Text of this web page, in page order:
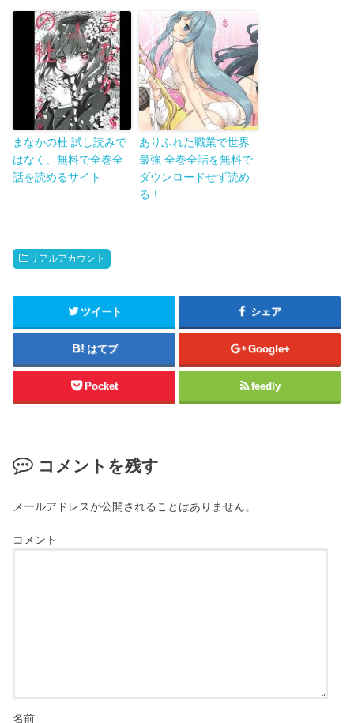
まなかの杜 試し読みで
はなく、無料で全巻全
話を読めるサイト
ありふれた職業で世界
最強 全巻全話を無料で
ダウンロードせず読め
る！
リアルアカウント
ツイート シェア
はてブ Google+
Pocket feedly
コメントを残す
メールアドレスが公開されることはありません。
コメント
名前